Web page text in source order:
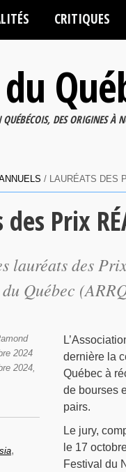
CRITIQUES
DES ORIGINES À
/ LAURÉATS DES
Prix
lauréats des
Québec
dernière la
Québec à
de bourses
pairs.
Le jury,
le 17
Festival du
2024
2024,
,